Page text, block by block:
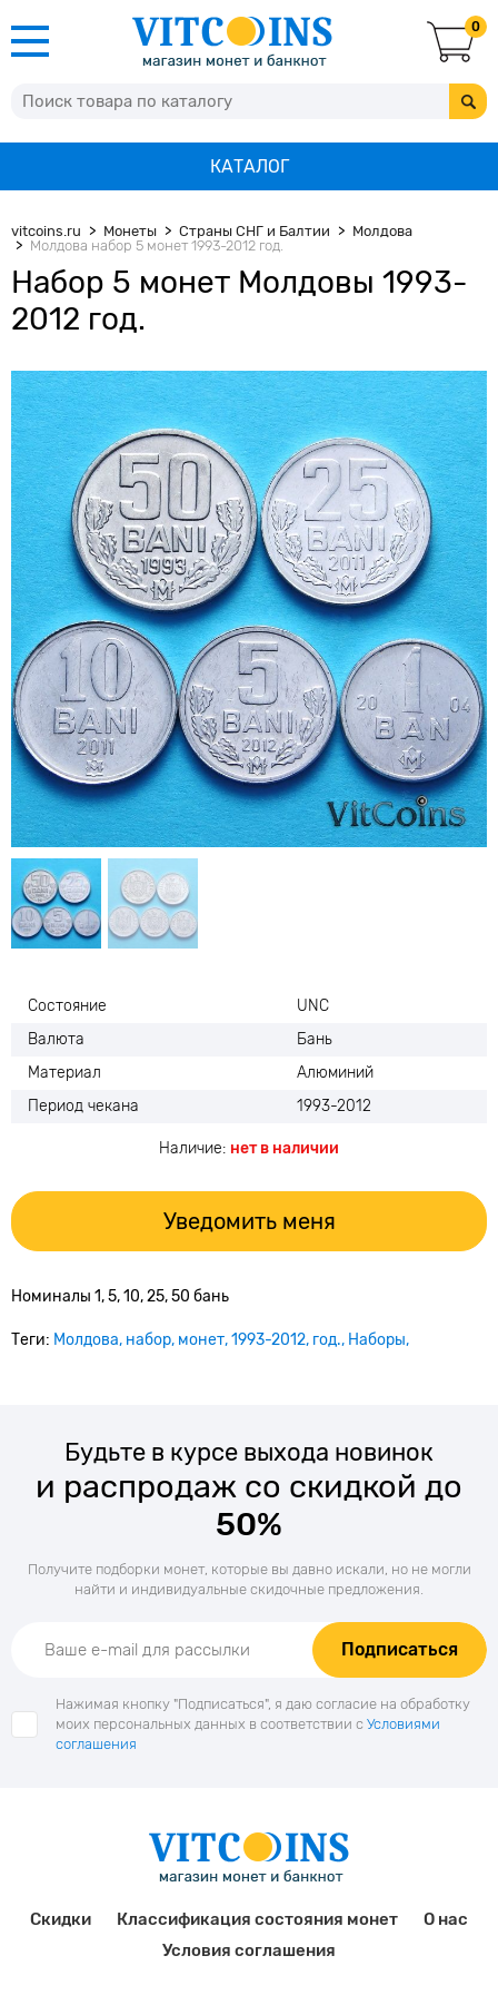
0
КАТАЛОГ
vitcoins.ru Монеты Страны СНГ и Балтии
Молдова
Молдова набор 5 монет 1993-2012 год.
Набор 5 монет Молдовы 1993-
2012 год.
Состояние
UNC
Валюта
Бань
Материал
Алюминий
Период чекана
1993-2012
Наличие: нет в наличии
Уведомить меня
Номиналы 1, 5, 10, 25, 50 бань
Теги: Молдова набор монет 1993-2012 год. Наборы
Будьте в курсе выхода новинок
и распродаж со скидкой до
50%
Получите подборки монет, которые вы давно искали, но не могли
найти и индивидуальные скидочные предложения.
Подписаться
Нажимая кнопку "Подписаться", я даю согласие на обработку
моих персональных данных в соответствии с Условиями
соглашения
Скидки Классификация состояния монет
О нас
Условия соглашения